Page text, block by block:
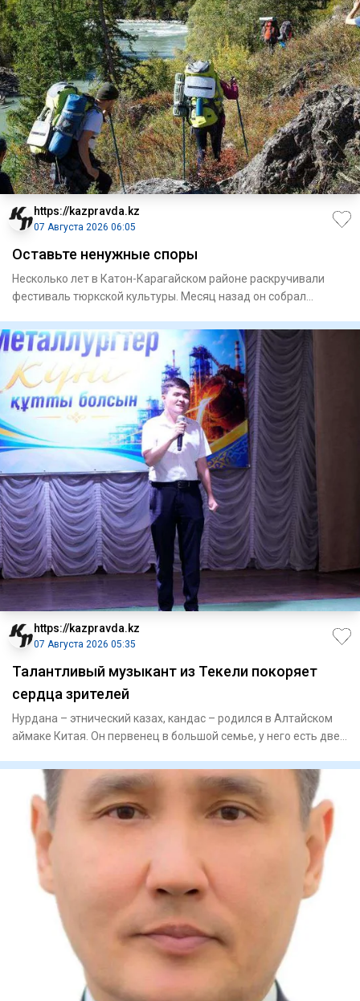
https://kazpravda.kz
07 Августа 2026 06:05
Оставьте ненужные споры
Несколько лет в Катон-Карагайском районе раскручивали
фестиваль тюркской культуры. Месяц назад он собрал
https://kazpravda.kz
07 Августа 2026 05:35
Талантливый музыкант из Текели покоряет
сердца зрителей
Нурдана – этнический казах, кандас – родился в Алтайском
аймаке Китая. Он первенец в большой семье, у него есть две